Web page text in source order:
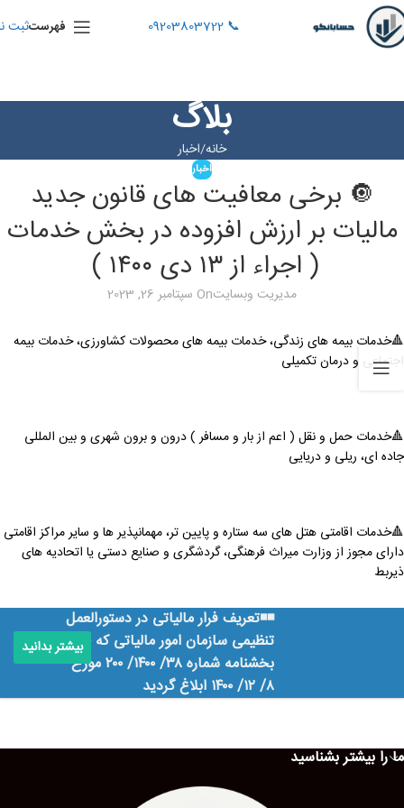
📞 09203803722 فهرستثبت
بلاگ
خانه اخبار
اخبار
🔘 برخی معافیت های قانون جدید
مالیات بر ارزش افزوده در بخش خدمات
( اجراء از ۱۳ دی ۱۴۰۰ )
مدیریت وبسایتOn سپتامبر 26, 2023
🔺خدمات بیمه های زندگی، خدمات بیمه های محصولات کشاورزی، خدمات بیمه
اجتماعی و درمان تکمیلی
🔺خدمات حمل و نقل ( اعم از بار و مسافر ) درون و برون شهری و بین المللی
جاده ای، ریلی و دریایی
🔺خدمات اقامتی هتل های سه ستاره و پایین تر، مهمانپذیر ها و سایر مراکز اقامتی
دارای مجوز از وزارت میراث فرهنگی، گردشگری و صنایع دستی یا اتحادیه های
ذیربط
◾️◾️تعریف فرار مالیاتی در دستورالعمل
تنظیمی سازمان امور مالیاتی که طی
بخشنامه شماره ۳۸/ ۱۴۰۰/ ۲۰۰ مورخ
۸/ ۱۲/ ۱۴۰۰ ابلاغ گردید
بیشتر بدانید
ما را بیشتر بشناسید